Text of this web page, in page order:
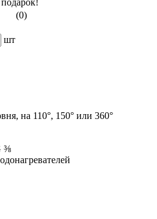
(0)
шт
на 110°, 150° или 360°
⅜